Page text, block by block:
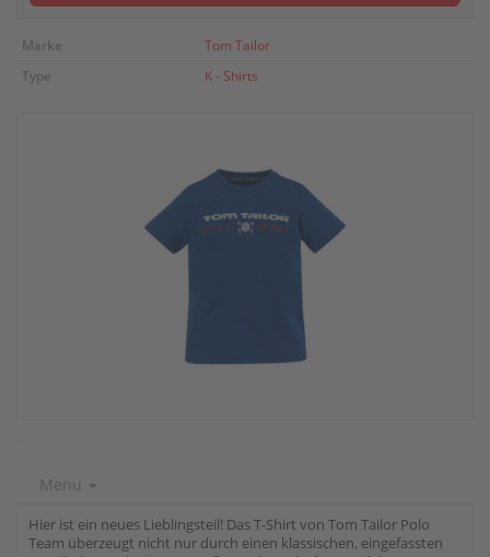
Marke
Tom Tailor
Type
K - Shirts
Menu
Hier ist ein neues Lieblingsteil! Das T-Shirt von Tom Tailor Polo
Team überzeugt nicht nur durch einen klassischen, eingefassten